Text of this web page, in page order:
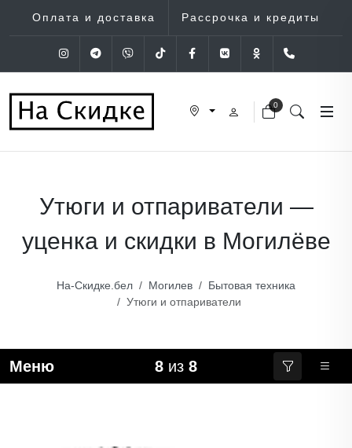
Оплата и доставка Рассрочка и кредиты
InstagramTelegram
Viber Tik-Tok Facebook
VK OK
0
Утюги и отпариватели —
уценка и скидки в Могилёве
На-Скидке.бел Могилев
Бытовая техника
Утюги и отпариватели
Меню 8 из 8